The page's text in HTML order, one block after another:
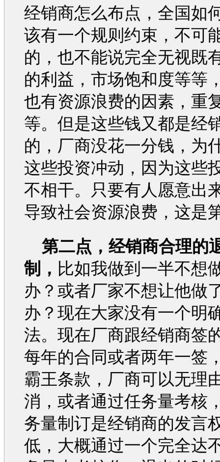
经销商怎么布点，全国如
该有一个规则约束，不可
的，也不能说完全无视既
的利益，市场饱和度等等
也有资源浪费的因素，重
等。但是这些钱又都是经
的，厂商没花一分钱，为
这些投资冲动，因为这些
不相干。只要有人愿意出
导致社会资源浪费，这是
第二点，经销商合理的
制， 比如我做到一半不想
办？或者厂家不想让他做
办？现在大家没有一个明
法。现在厂商跟经销商签
每年的合同或者两年一签
霸王条款，厂商可以无理
消，或者通过任务量考核
务量制订是经销商的发言
低，大概通过一个完全达